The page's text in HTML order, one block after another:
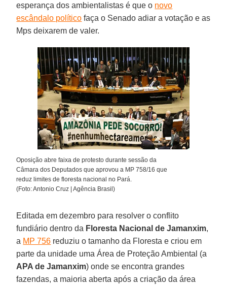
esperança dos ambientalistas é que o novo
escândalo político faça o Senado adiar a votação e as
Mps deixarem de valer.
Oposição abre faixa de protesto durante sessão da
Câmara dos Deputados que aprovou a MP 758/16 que
reduz limites de floresta nacional no Pará.
(Foto: Antonio Cruz | Agência Brasil)
Editada em dezembro para resolver o conflito
fundiário dentro da Floresta Nacional de Jamanxim,
a MP 756 reduziu o tamanho da Floresta e criou em
parte da unidade uma Área de Proteção Ambiental (a
APA de Jamanxim) onde se encontra grandes
fazendas, a maioria aberta após a criação da área